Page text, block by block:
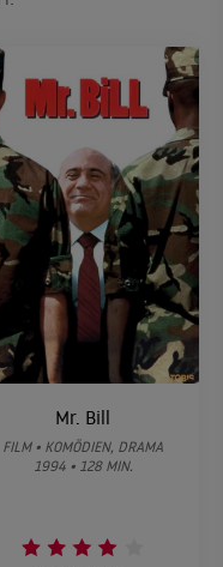
Mr. Bill
FILM • KOMÖDIEN, DRAMA
1994 • 128 MIN.